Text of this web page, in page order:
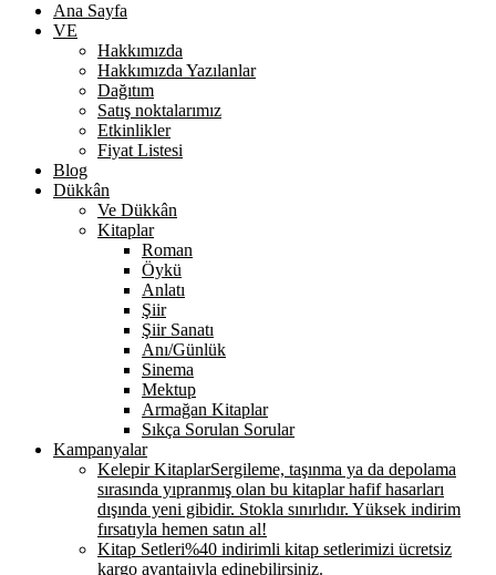
Ana Sayfa
VE
Hakkımızda
Hakkımızda Yazılanlar
Dağıtım
Satış noktalarımız
Etkinlikler
Fiyat Listesi
Blog
Dükkân
Ve Dükkân
Kitaplar
Roman
Öykü
Anlatı
Şiir
Şiir Sanatı
Anı/Günlük
Sinema
Mektup
Armağan Kitaplar
Sıkça Sorulan Sorular
Kampanyalar
Kelepir KitaplarSergileme, taşınma ya da depolama
sırasında yıpranmış olan bu kitaplar hafif hasarları
dışında yeni gibidir. Stokla sınırlıdır. Yüksek indirim
fırsatıyla hemen satın al!
Kitap Setleri%40 indirimli kitap setlerimizi ücretsiz
kargo avantajıyla edinebilirsiniz.